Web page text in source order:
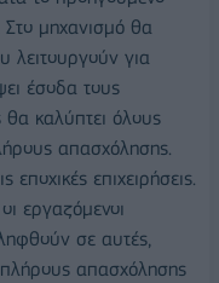
μηχανισμό θα
λειτουργούν για
έσοδα τους
καλύπτει όλους
απασχόλησης.
επιχειρήσεις.
εργαζόμενοι
σε αυτές,
απασχόλησης